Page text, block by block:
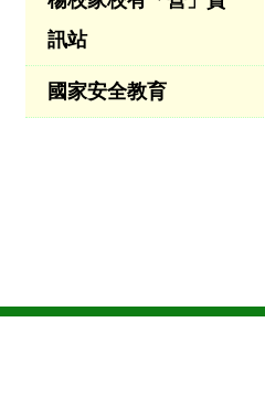
訊站
國家安全教育